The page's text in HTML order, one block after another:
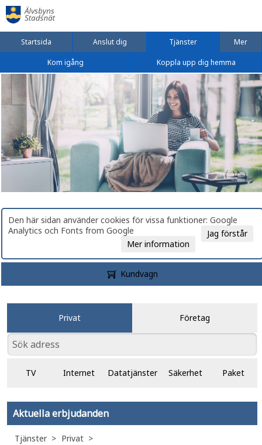
Startsida Anslut dig Tjänster Mer
Kom igång Koppla upp dig hemma
Den här sidan använder cookies för vissa funktioner: Google
Analytics och Fonts from Google
Jag förstår
Mer information
Kundvagn
Privat Företag
TV Internet Datatjänster Säkerhet Paket
Aktuella erbjudanden
Tjänster Privat